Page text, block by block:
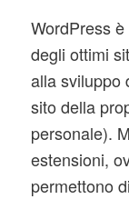
WordPress
degli ottimi
alla sviluppo
sito della
personale).
estensioni,
permettono